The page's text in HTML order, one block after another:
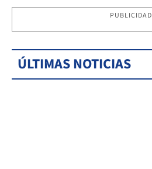
PUBLICIDAD
ÚLTIMAS NOTICIAS